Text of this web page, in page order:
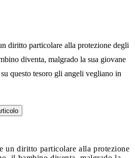
diritto particolare alla protezione degli
diventa, malgrado la sua giovane
questo tesoro gli angeli vegliano in
un diritto particolare alla protezione